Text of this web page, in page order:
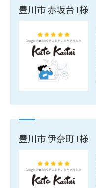
豊川市 赤坂台 I様
豊川市 伊奈町 I様